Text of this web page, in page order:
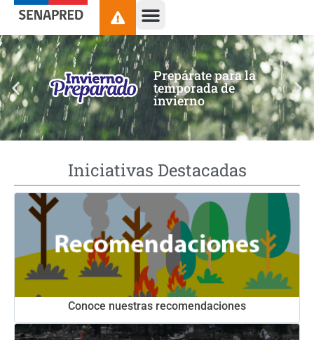
contenido
Prepárate para la
temporada de
invierno
Iniciativas Destacadas
Conoce nuestras recomendaciones